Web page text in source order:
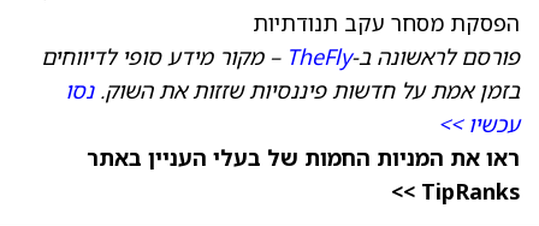
הפסקת מסחר עקב תנודתיות
פורסם לראשונה ב-TheFly – מקור מידע סופי לדיווחים
בזמן אמת על חדשות פיננסיות שזזות את השוק.נסו
עכשיו >>
ראו את המניות החמות של בעלי העניין באתר
TipRanks >>